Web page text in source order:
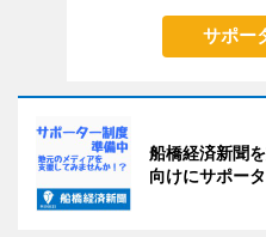
サポー
船橋経済新聞
向けにサポー